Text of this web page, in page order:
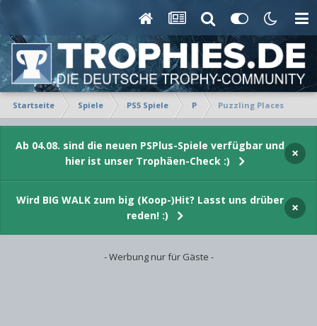
Startseite Spiele PS5 Spiele P Puzzling Places
Ab 04.08. sind die neuen PSPlus-Spiele verfügbar und
hier ist unser Trophäen-Check :)
×
Wird BIG WALK zum big (Koop-)Hit? Lasst uns drüber
reden! :)
×
- Werbung nur für Gäste -